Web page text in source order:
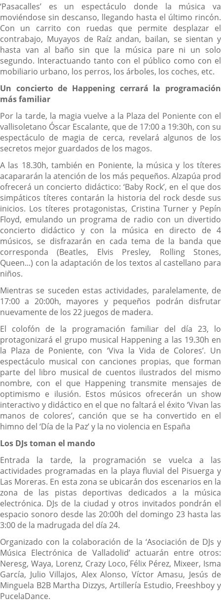
‘Pasacalles’ es un espectáculo donde la música va
moviéndose sin descanso, llegando hasta el último rincón.
Con un carrito con ruedas que permite desplazar el
contrabajo, Muyayos de Raíz andan, bailan, se sientan y
hasta van al baño sin que la música pare ni un solo
segundo. Interactuando tanto con el público como con el
mobiliario urbano, los perros, los árboles, los coches, etc.
Un concierto de Happening cerrará la programación
más familiar
Por la tarde, la magia vuelve a la Plaza del Poniente con el
vallisoletano Óscar Escalante, que de 17:00 a 19:30h, con su
espectáculo de magia de cerca, revelará algunos de los
secretos mejor guardados de los magos.
A las 18.30h, también en Poniente, la música y los títeres
acapararán la atención de los más pequeños. Alzapúa prod
ofrecerá un concierto didáctico: ‘Baby Rock’, en el que dos
simpáticos títeres contarán la historia del rock desde sus
inicios. Los títeres protagonistas, Cristina Turner y Pepín
Floyd, emulando un programa de radio con un divertido
concierto didáctico y con la música en directo de 4
músicos, se disfrazarán en cada tema de la banda que
corresponda (Beatles, Elvis Presley, Rolling Stones,
Queen...) con la adaptación de los textos al castellano para
niños.
Mientras se suceden estas actividades, paralelamente, de
17:00 a 20:00h, mayores y pequeños podrán disfrutar
nuevamente de los 22 juegos de madera.
El colofón de la programación familiar del día 23, lo
protagonizará el grupo musical Happening a las 19.30h en
la Plaza de Poniente, con ‘Viva la Vida de Colores’. Un
espectáculo musical con canciones propias, que forman
parte del libro musical de cuentos ilustrados del mismo
nombre, con el que Happening transmite mensajes de
optimismo e ilusión. Estos músicos ofrecerán un show
interactivo y didáctico en el que no faltará el éxito ‘Vivan las
manos de colores’, canción que se ha convertido en el
himno del ‘Día de la Paz’ y la no violencia en España
Los DJs toman el mando
Entrada la tarde, la programación se vuelca a las
actividades programadas en la playa fluvial del Pisuerga y
Las Moreras. En esta zona se ubicarán dos escenarios en la
zona de las pistas deportivas dedicados a la música
electrónica. DJs de la ciudad y otros invitados pondrán el
espacio sonoro desde las 20:00h del domingo 23 hasta las
3:00 de la madrugada del día 24.
Organizado con la colaboración de la ‘Asociación de DJs y
Música Electrónica de Valladolid’ actuarán entre otros:
Neresg, Waya, Lorenz, Crazy Loco, Félix Pérez, Mixeer, Isma
García, Julio Villajos, Alex Alonso, Víctor Amasu, Jesús de
Minguela B2B Martha Dizzys, Artillería Estudio, Freeshboy y
PucelaDance.